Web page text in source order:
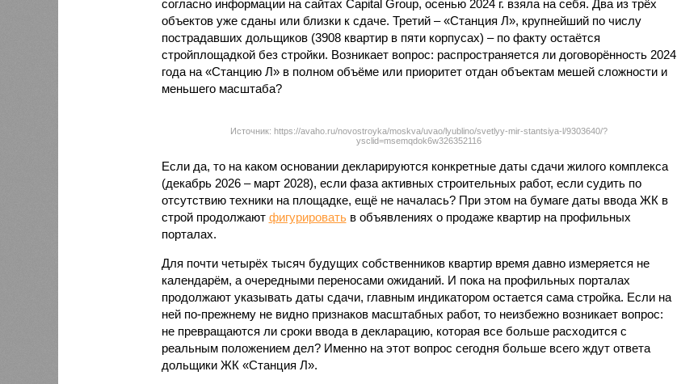
согласно информации на сайтах Capital Group, осенью 2024 г. взяла на себя. Два из трёх
объектов уже сданы или близки к сдаче. Третий – «Станция Л», крупнейший по числу
пострадавших дольщиков (3908 квартир в пяти корпусах) – по факту остаётся
стройплощадкой без стройки. Возникает вопрос: распространяется ли договорённость 2024
года на «Станцию Л» в полном объёме или приоритет отдан объектам мешей сложности и
меньшего масштаба?
Источник: https://avaho.ru/novostroyka/moskva/uvao/lyublino/svetlyy-mir-stantsiya-l/9303640/?
ysclid=msemqdok6w326352116
Если да, то на каком основании декларируются конкретные даты сдачи жилого комплекса
(декабрь 2026 – март 2028), если фаза активных строительных работ, если судить по
отсутствию техники на площадке, ещё не началась? При этом на бумаге даты ввода ЖК в
строй продолжают фигурироватьв объявлениях о продаже квартир на профильных
порталах.
Для почти четырёх тысяч будущих собственников квартир время давно измеряется не
календарём, а очередными переносами ожиданий. И пока на профильных порталах
продолжают указывать даты сдачи, главным индикатором остается сама стройка. Если на
ней по-прежнему не видно признаков масштабных работ, то неизбежно возникает вопрос:
не превращаются ли сроки ввода в декларацию, которая все больше расходится с
реальным положением дел? Именно на этот вопрос сегодня больше всего ждут ответа
дольщики ЖК «Станция Л».